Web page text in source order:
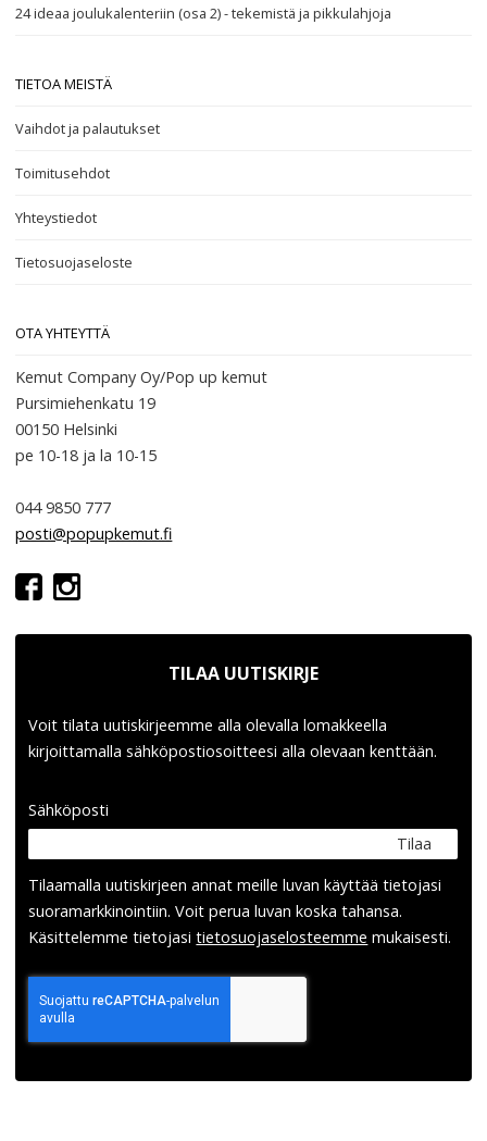
24 ideaa joulukalenteriin (osa 2) - tekemistä ja pikkulahjoja
TIETOA MEISTÄ
Vaihdot ja palautukset
Toimitusehdot
Yhteystiedot
Tietosuojaseloste
OTA YHTEYTTÄ
Kemut Company Oy/Pop up kemut
Pursimiehenkatu 19
00150 Helsinki
pe 10-18 ja la 10-15
044 9850 777
posti@popupkemut.fi
TILAA UUTISKIRJE
Voit tilata uutiskirjeemme alla olevalla lomakkeella
kirjoittamalla sähköpostiosoitteesi alla olevaan kenttään.
Sähköposti
Tilaa
Tilaamalla uutis­kirjeen annat meille luvan käyttää tietojasi
suora­markkinointiin. Voit perua luvan koska tahansa.
Käsittelemme tietojasitieto­suoja­selosteemme mukaisesti.